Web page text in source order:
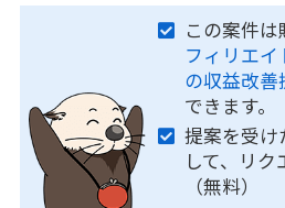
この案件は
フィリエ
の収益改善
できます。
提案を受け
して、リ
（無料）